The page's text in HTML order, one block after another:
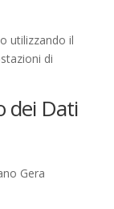
utilizzando il
di
dei Dati
Gera